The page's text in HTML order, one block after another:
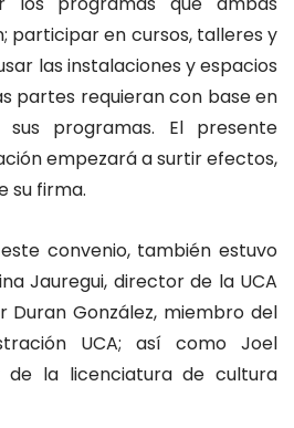
participar en cursos, talleres y
las instalaciones y espacios
partes requieran con base en
sus programas. El presente
empezará a surtir efectos,
su firma.
convenio, también estuvo
Jauregui, director de la UCA
Duran González, miembro del
UCA; así como Joel
de la licenciatura de cultura